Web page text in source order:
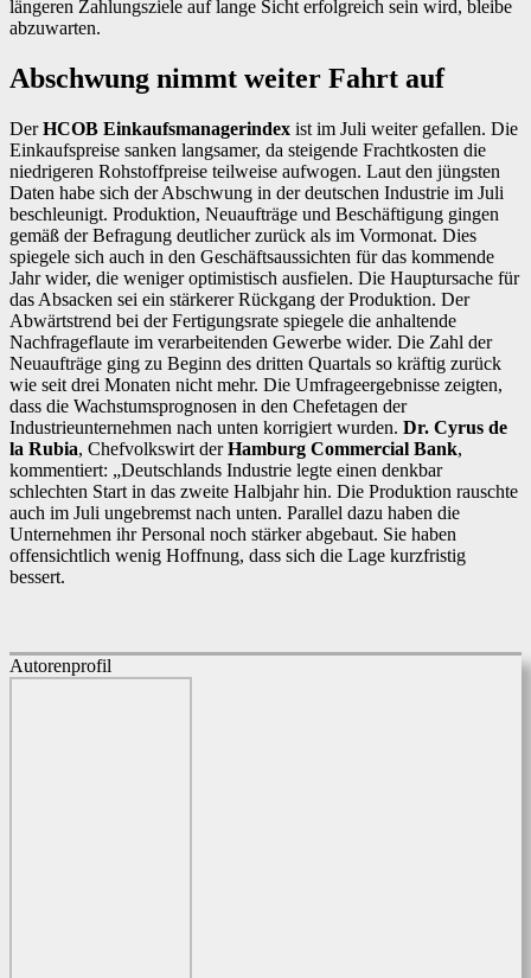
längeren Zahlungsziele auf lange Sicht erfolgreich sein wird, bleibe
abzuwarten.
Abschwung nimmt weiter Fahrt auf
DerHCOB Einkaufsmanagerindex ist im Juli weiter gefallen. Die
Einkaufspreise sanken langsamer, da steigende Frachtkosten die
niedrigeren Rohstoffpreise teilweise aufwogen. Laut den jüngsten
Daten habe sich der Abschwung in der deutschen Industrie im Juli
beschleunigt. Produktion, Neuaufträge und Beschäftigung gingen
gemäß der Befragung deutlicher zurück als im Vormonat. Dies
spiegele sich auch in den Geschäftsaussichten für das kommende
Jahr wider, die weniger optimistisch ausfielen. Die Hauptursache für
das Absacken sei ein stärkerer Rückgang der Produktion. Der
Abwärtstrend bei der Fertigungsrate spiegele die anhaltende
Nachfrageflaute im verarbeitenden Gewerbe wider. Die Zahl der
Neuaufträge ging zu Beginn des dritten Quartals so kräftig zurück
wie seit drei Monaten nicht mehr. Die Umfrageergebnisse zeigten,
dass die Wachstumsprognosen in den Chefetagen der
Industrieunternehmen nach unten korrigiert wurden. Dr. Cyrus de
la Rubia, Chefvolkswirt derHamburg Commercial Bank,
kommentiert: „Deutschlands Industrie legte einen denkbar
schlechten Start in das zweite Halbjahr hin. Die Produktion rauschte
auch im Juli ungebremst nach unten. Parallel dazu haben die
Unternehmen ihr Personal noch stärker abgebaut. Sie haben
offensichtlich wenig Hoffnung, dass sich die Lage kurzfristig
bessert.
Autorenprofil